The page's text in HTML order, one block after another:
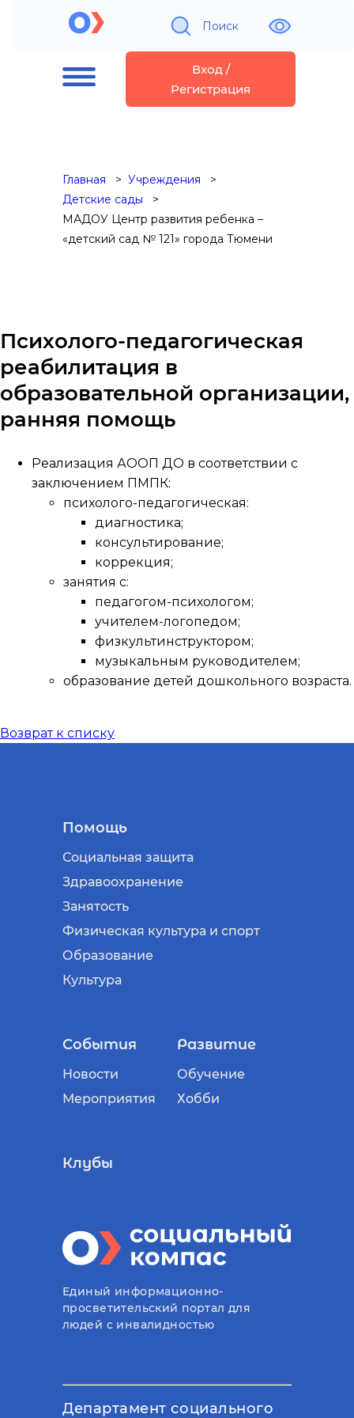
Поиск
Вход /
Регистрация
Главная
Учреждения
Детские сады
МАДОУ Центр развития ребенка –
«детский сад № 121» города Тюмени
Психолого-педагогическая
реабилитация в
образовательной организации,
ранняя помощь
Реализация АООП ДО в соответствии с
заключением ПМПК:
психолого-педагогическая:
диагностика;
консультирование;
коррекция;
занятия с:
педагогом-психологом;
учителем-логопедом;
физкультинструктором;
музыкальным руководителем;
образование детей дошкольного возраста.
Возврат к списку
Помощь
Социальная защита
Здравоохранение
Занятость
Физическая культура и спорт
Образование
Культура
События
Новости
Мероприятия
Развитие
Обучение
Хобби
Клубы
Единый информационно-
просветительский портал для
людей с инвалидностью
Департамент социального